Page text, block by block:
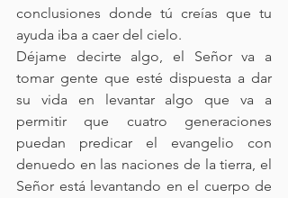
conclusiones donde tú creías que tu
ayuda iba a caer del cielo.
Déjame decirte algo, el Señor va a
tomar gente que esté dispuesta a dar
su vida en levantar algo que va a
permitir que cuatro generaciones
puedan predicar el evangelio con
denuedo en las naciones de la tierra, el
Señor está levantando en el cuerpo de